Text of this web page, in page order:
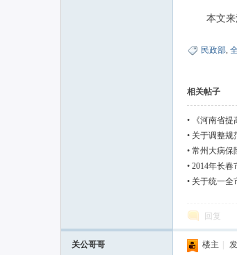
本文来
民政部,
相关帖子
• 《河南省
• 关于调整规
• 常州大病保
• 2014年长春
• 关于统一全
回复
关公哥哥 楼主